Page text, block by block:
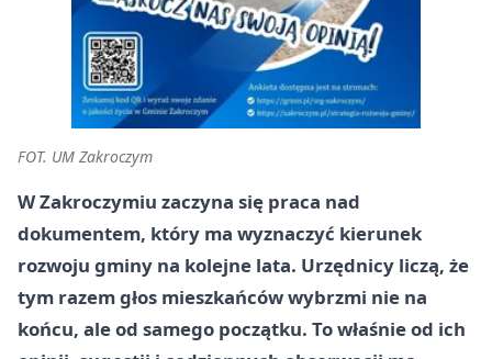
FOT. UM Zakroczym
W Zakroczymiu zaczyna się praca nad
dokumentem, który ma wyznaczyć kierunek
rozwoju gminy na kolejne lata. Urzędnicy liczą, że
tym razem głos mieszkańców wybrzmi nie na
końcu, ale od samego początku. To właśnie od ich